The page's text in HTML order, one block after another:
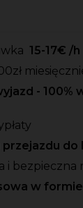
15-17€ /h
- 100%
do
i bezpieczna
w